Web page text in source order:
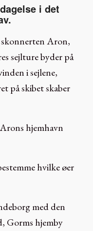
i det
Aron,
sejlture byder på
i sejlene,
på skibet skaber
hjemhavn
hvilke øer
med den
Gorms hjemby